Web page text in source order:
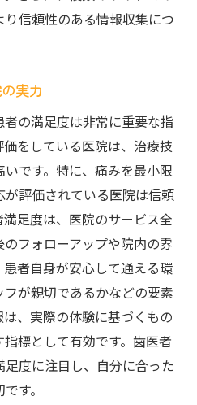
信頼性のある情報収集につ
実力
の満足度は非常に重要な指
をしている医院は、治療技
です。特に、痛みを最小限
評価されている医院は信頼
足度は、医院のサービス全
フォローアップや院内の雰
者自身が安心して通える環
が親切であるかなどの要素
、実際の体験に基づくもの
標として有効です。歯医者
度に注目し、自分に合った
す。